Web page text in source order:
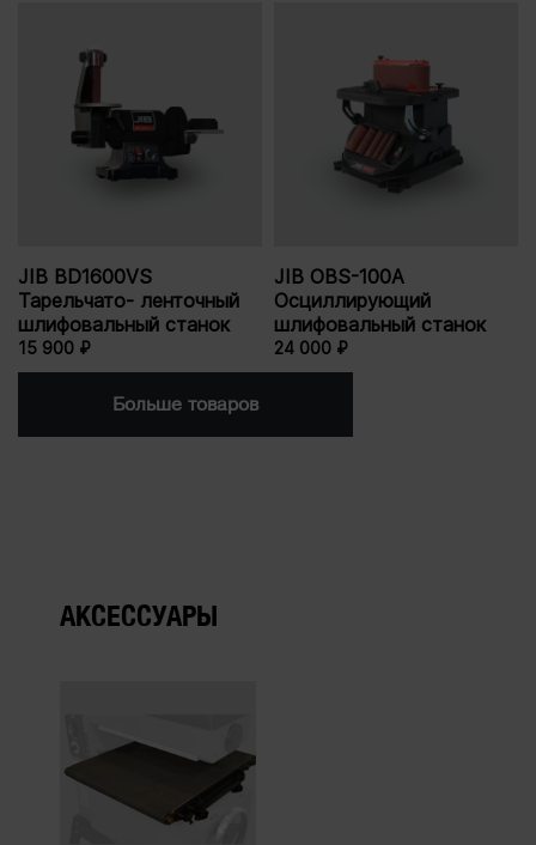
JIB BD1600VS
Тарельчато- ленточный
шлифовальный станок
15 900 ₽
JIB OBS-100A
Осциллирующий
шлифовальный станок
24 000 ₽
Больше товаров
АКСЕССУАРЫ